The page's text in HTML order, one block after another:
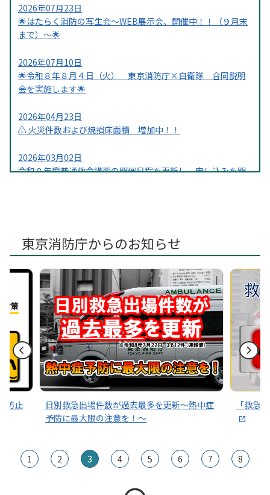
2026年07月23日
🌟はたらく消防の写生会～WEB展示会、開催中！！（９月末
まで）～🌟
2026年07月10日
🌟令和８年８月４日（火） 東京消防庁×自衛隊 合同説明
会を実施します🌟
2026年04月23日
⚠ 火災件数および焼損床面積 増加中！！
2026年03月02日
令和８年度普通救命講習の開催日程を更新し、申し込みを開
東京消防庁からのお知らせ
中症 「救急車ひっ迫アラート」発令状況はこちら その通
1 2 3 4 5 6 7 8